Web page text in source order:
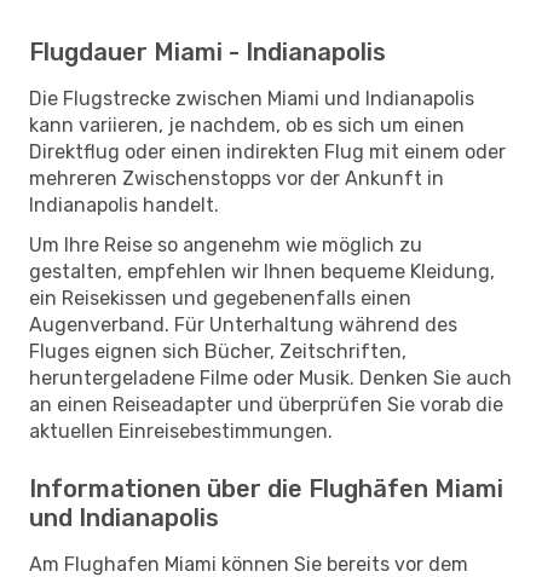
Flugdauer Miami - Indianapolis
Die Flugstrecke zwischen Miami und Indianapolis
kann variieren, je nachdem, ob es sich um einen
Direktflug oder einen indirekten Flug mit einem oder
mehreren Zwischenstopps vor der Ankunft in
Indianapolis handelt.
Um Ihre Reise so angenehm wie möglich zu
gestalten, empfehlen wir Ihnen bequeme Kleidung,
ein Reisekissen und gegebenenfalls einen
Augenverband. Für Unterhaltung während des
Fluges eignen sich Bücher, Zeitschriften,
heruntergeladene Filme oder Musik. Denken Sie auch
an einen Reiseadapter und überprüfen Sie vorab die
aktuellen Einreisebestimmungen.
Informationen über die Flughäfen Miami
und Indianapolis
Am Flughafen Miami können Sie bereits vor dem